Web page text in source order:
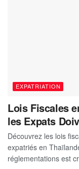
EXPATRIATION
Lois Fiscales
les Expats
Découvrez les lois
expatriés en
réglementations est